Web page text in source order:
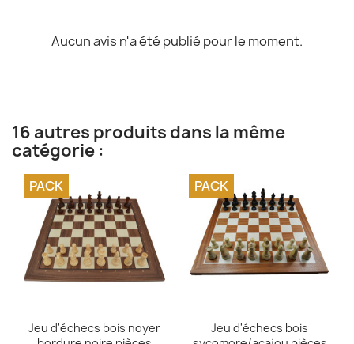
Aucun avis n'a été publié pour le moment.
16 autres produits dans la même
catégorie :
Aperçu rapide
Jeu d'échecs bois noyer
PACK
Aperçu rapide
Jeu d'échecs bois
PACK